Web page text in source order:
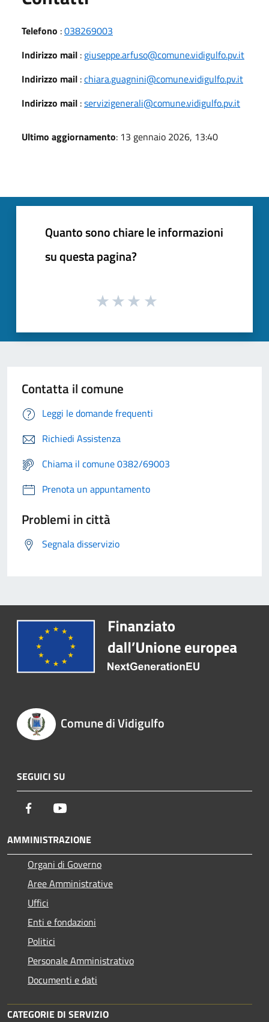
Telefono :038269003
Indirizzo mail : giuseppe.arfuso@comune.vidigulfo.pv.it
Indirizzo mail :chiara.guagnini@comune.vidigulfo.pv.it
Indirizzo mail :servizigenerali@comune.vidigulfo.pv.it
Ultimo aggiornamento: 13 gennaio 2026, 13:40
Quanto sono chiare le informazioni
su questa pagina?
Contatta il comune
Leggi le domande frequenti
Richiedi Assistenza
Chiama il comune 0382/69003
Prenota un appuntamento
Problemi in città
Segnala disservizio
Comune di Vidigulfo
SEGUICI SU
Facebook
AMMINISTRAZIONE
Organi di Governo
Aree Amministrative
Uffici
Enti e fondazioni
Politici
Personale Amministrativo
Documenti e dati
CATEGORIE DI SERVIZIO